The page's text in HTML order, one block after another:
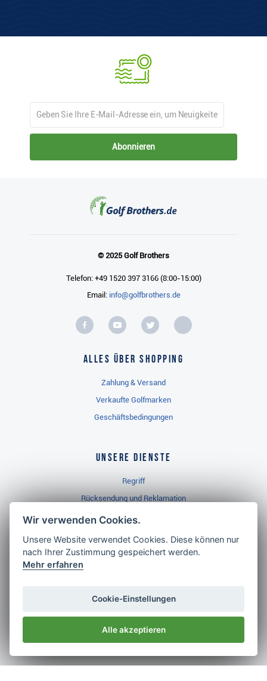
Abonnieren
© 2025 Golf Brothers
Telefon: +49 1520 397 3166 (8:00-15:00)
Email: info@golfbrothers.de
Alles über Shopping
Zahlung & Versand
Verkaufte Golfmarken
Geschäftsbedingungen
Unsere Dienste
Regriff
Rücksendung und Reklamation
Widerrufsbelehrung
Golf Brothers.de
Neuheiten
Impressum
Wir verwenden Cookies.
Unsere Website verwendet Cookies. Diese können nur
nach Ihrer Zustimmung gespeichert werden.
Mehr erfahren
Cookie-Einstellungen
Alle akzeptieren